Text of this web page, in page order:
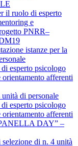
il ruolo di esperto
e
PNRR–
istanze per la
esperto psicologo
afferenti
di personale
esperto psicologo
afferenti
DAY” –
di n. 4 unità